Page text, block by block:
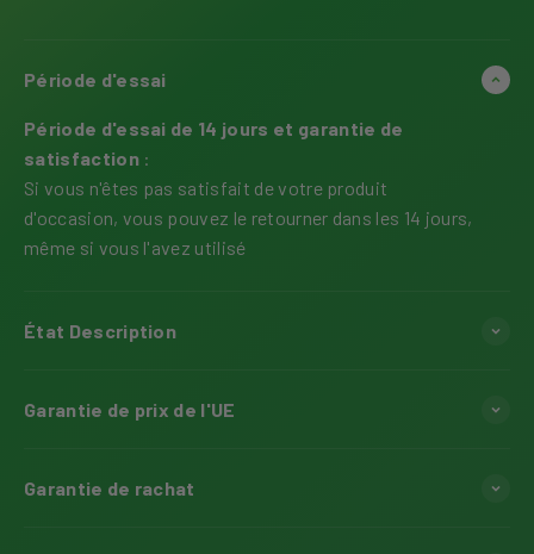
Période d'essai
Période d'essai de 14 jours et garantie de
satisfaction:
Si vous n'êtes pas satisfait de votre produit
d'occasion, vous pouvez le retourner dans les 14 jours,
même si vous l'avez utilisé
État Description
Garantie de prix de l'UE
Garantie de rachat